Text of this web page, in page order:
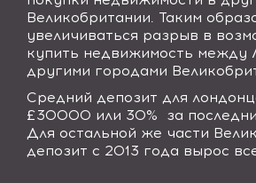
Великобритании. Таким
увеличиваться разрыв в
купить недвижимость между
другими городами
Средний депозит для
£30000 или 30%
за
Для остальной же части
депозит с 2013 года вырос